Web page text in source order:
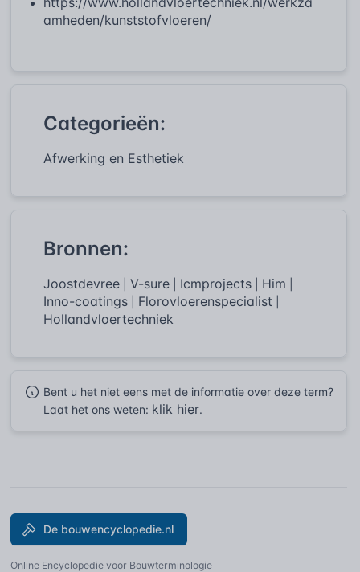
amheden/kunststofvloeren/
Categorieën:
Afwerking en Esthetiek
Bronnen:
Joostdevree V-sure Icmprojects Him
Inno-coatings Florovloerenspecialist
Hollandvloertechniek
Bent u het niet eens met de informatie over deze term?
Laat het ons weten: klik hier.
De bouwencyclopedie.nl
Online Encyclopedie voor Bouwterminologie